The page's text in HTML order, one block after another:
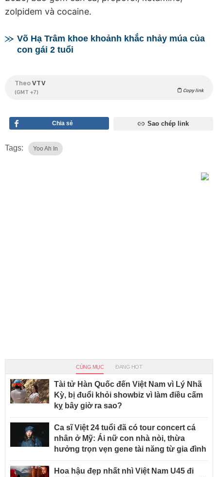
zolpidem và cocaine.
Võ Hạ Trâm khoe khoảnh khắc nhảy múa của
con gái 2 tuổi
TheoVTV
(GMT +7) Copy link
Chia sẻ Sao chép link
Tags: Yoo Ah In
CÙNG MỤC ĐANG HOT
Tài tử Hàn Quốc đến Việt Nam vì Lý Nhã
Kỳ, bị đuổi khỏi showbiz vì làm điều cấm
kỵ bây giờ ra sao?
Ca sĩ Việt 24 tuổi đã có tour concert cá
nhân ở Mỹ: Ái nữ con nhà nòi, thừa
hưởng trọn vẹn gene tài năng từ gia đình
Hoa hậu đẹp nhất nhì Việt Nam U45 đi